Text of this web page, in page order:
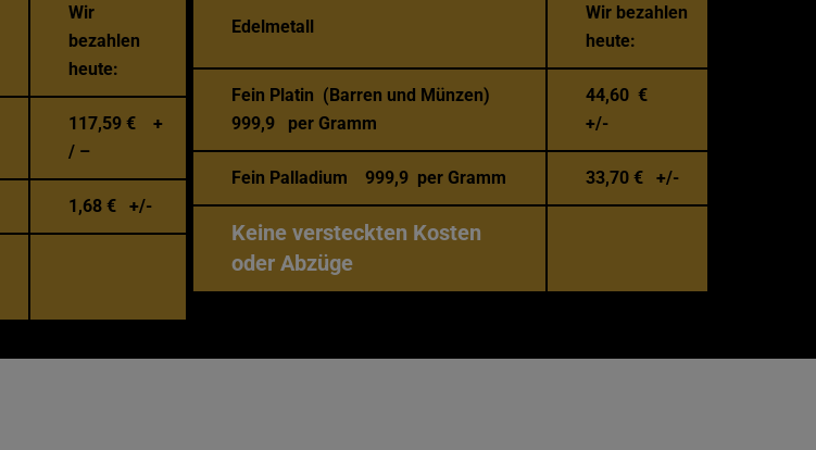
Wir
bezahlen
heute:
117,59€ +
/ –
1,68€ +/-
Edelmetall
Wir bezahlen
heute:
Fein Platin (Barren und Münzen)
999,9 per Gramm
44,60 €
+/-
Fein Palladium 999,9 per Gramm 33,70 € +/-
Keine versteckten Kosten
oder Abzüge